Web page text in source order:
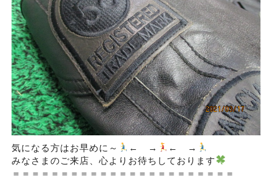
気になる方はお早めに～ ← →
← →
みなさまのご来店、心よりお待ちしております
＝＝＝＝＝＝＝＝＝＝＝＝＝＝＝＝＝＝＝＝＝＝＝